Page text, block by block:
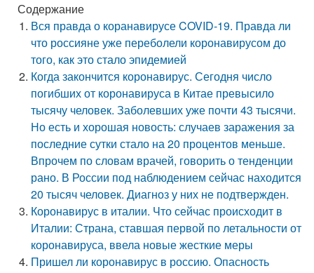
Содержание
Вся правда о коранавирусе COVID-19. Правда ли
что россияне уже переболели коронавирусом до
того, как это стало эпидемией
Когда закончится коронавирус. Сегодня число
погибших от коронавируса в Китае превысило
тысячу человек. Заболевших уже почти 43 тысячи.
Но есть и хорошая новость: случаев заражения за
последние сутки стало на 20 процентов меньше.
Впрочем по словам врачей, говорить о тенденции
рано. В России под наблюдением сейчас находится
20 тысяч человек. Диагноз у них не подтвержден.
Коронавирус в италии. Что сейчас происходит в
Италии: Страна, ставшая первой по летальности от
коронавируса, ввела новые жесткие меры
Пришел ли коронавирус в россию. Опасность